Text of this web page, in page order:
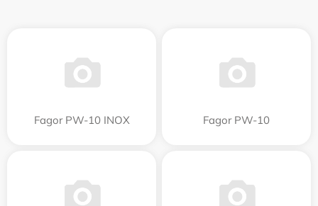
Fagor PW-10 INOX Fagor PW-10